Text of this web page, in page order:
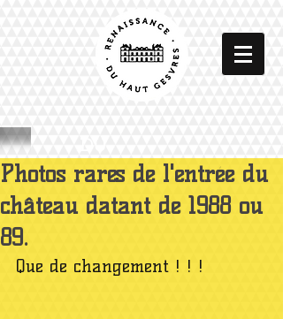
Photos rares de l'entrée du
château datant de 1988 ou
89.
Que de changement ! ! !